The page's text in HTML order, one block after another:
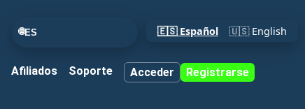
🌐ES 🇪🇸 Español 🇺🇸 English
Afiliados Soporte Acceder Registrarse